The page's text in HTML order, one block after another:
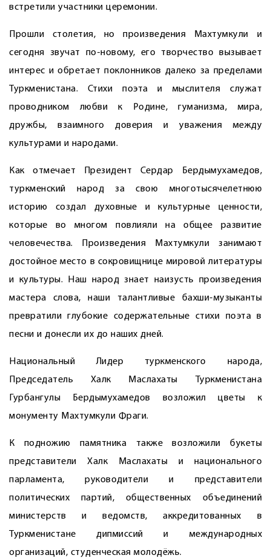
встретили участники церемонии.
Прошли столетия, но произведения Махтумкули и
сегодня звучат по-новому, его творчество вызывает
интерес и обретает поклонников далеко за пределами
Туркменистана. Стихи поэта и мыслителя служат
провод­ником любви к Родине, гуманизма, мира,
дружбы, взаимного доверия и уважения между
культурами и народами.
Как отмечает Президент Сердар Бердымухамедов,
туркменский народ за свою многотысячелетнюю
историю создал духовные и культурные ценности,
которые во многом повлия­ли на общее развитие
человечества. Произведения Махтумкули занимают
достойное место в сокровищнице мировой литературы
и культуры. Наш народ знает наизусть произведения
мастера слова, наши талантливые бахши-музыканты
превратили глубокие содержательные стихи поэта в
песни и донесли их до наших дней.
Национальный Лидер­ туркменского народа,
Председатель Халк Маслахаты Туркменистана
Гурбангулы Бердымухамедов возложил цветы к
монументу Махтумкули Фраги.
К подножию памятника также возложили букеты
представители Халк Маслахаты и национального
парламента, руководители и представители
политических партий, общественных объединений
министерств и ведомств, аккредитованных в
Туркменистане дипмиссий и международных
организаций, студенческая молодёжь.